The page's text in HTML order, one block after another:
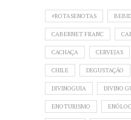
#ROTASENOTAS
CABERNET FRANC
CACHAÇA CERVEJAS
CHILE DEGUSTAÇÃO
DIVINOGUIA DIVINO
ENOTURISMO